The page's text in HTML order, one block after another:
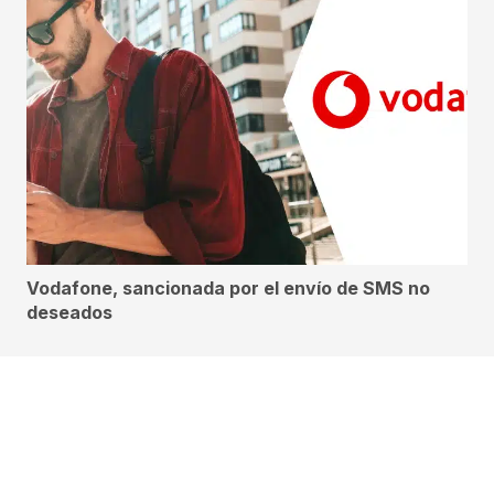
Vodafone, sancionada por el envío de SMS no
deseados